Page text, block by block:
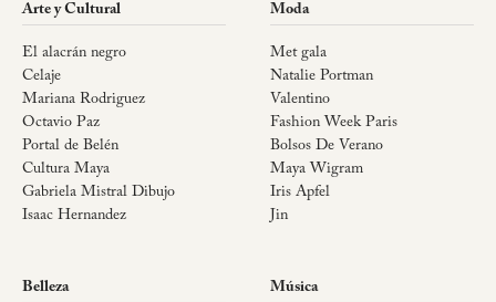
Arte y Cultural
El alacrán negro
Celaje
Mariana Rodriguez
Octavio Paz
Portal de Belén
Cultura Maya
Gabriela Mistral Dibujo
Isaac Hernandez
Moda
Met gala
Natalie Portman
Valentino
Fashion Week Paris
Bolsos De Verano
Maya Wigram
Iris Apfel
Jin
Belleza Música